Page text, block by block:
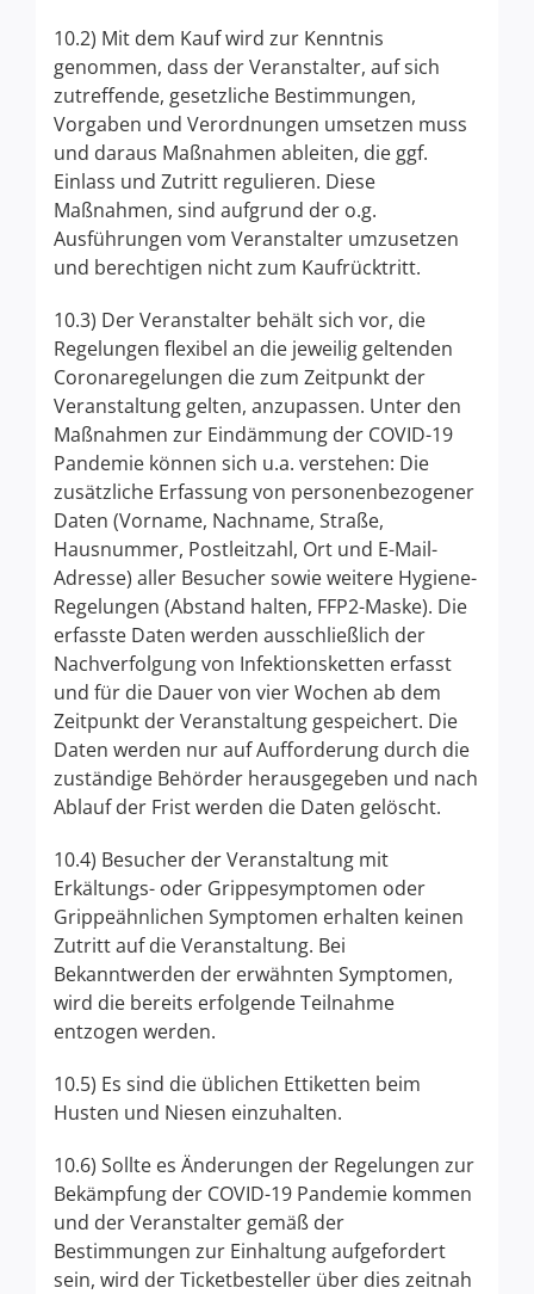
10.2) Mit dem Kauf wird zur Kenntnis
genommen, dass der Veranstalter, auf sich
zutreffende, gesetzliche Bestimmungen,
Vorgaben und Verordnungen umsetzen muss
und daraus Maßnahmen ableiten, die ggf.
Einlass und Zutritt regulieren. Diese
Maßnahmen, sind aufgrund der o.g.
Ausführungen vom Veranstalter umzusetzen
und berechtigen nicht zum Kaufrücktritt.
10.3) Der Veranstalter behält sich vor, die
Regelungen flexibel an die jeweilig geltenden
Coronaregelungen die zum Zeitpunkt der
Veranstaltung gelten, anzupassen. Unter den
Maßnahmen zur Eindämmung der COVID-19
Pandemie können sich u.a. verstehen: Die
zusätzliche Erfassung von personenbezogener
Daten (Vorname, Nachname, Straße,
Hausnummer, Postleitzahl, Ort und E-Mail-
Adresse) aller Besucher sowie weitere Hygiene-
Regelungen (Abstand halten, FFP2-Maske). Die
erfasste Daten werden ausschließlich der
Nachverfolgung von Infektionsketten erfasst
und für die Dauer von vier Wochen ab dem
Zeitpunkt der Veranstaltung gespeichert. Die
Daten werden nur auf Aufforderung durch die
zuständige Behörder herausgegeben und nach
Ablauf der Frist werden die Daten gelöscht.
10.4) Besucher der Veranstaltung mit
Erkältungs- oder Grippesymptomen oder
Grippeähnlichen Symptomen erhalten keinen
Zutritt auf die Veranstaltung. Bei
Bekanntwerden der erwähnten Symptomen,
wird die bereits erfolgende Teilnahme
entzogen werden.
10.5) Es sind die üblichen Ettiketten beim
Husten und Niesen einzuhalten.
10.6) Sollte es Änderungen der Regelungen zur
Bekämpfung der COVID-19 Pandemie kommen
und der Veranstalter gemäß der
Bestimmungen zur Einhaltung aufgefordert
sein, wird der Ticketbesteller über dies zeitnah